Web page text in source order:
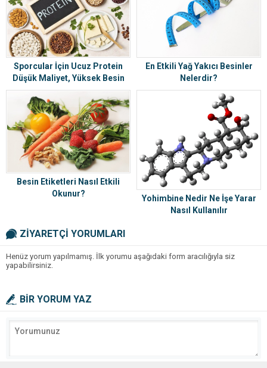
Sporcular İçin Ucuz Protein
Düşük Maliyet, Yüksek Besin
Değeri Protein Listesi
En Etkili Yağ Yakıcı Besinler
Nelerdir?
Besin Etiketleri Nasıl Etkili
Okunur?
Yohimbine Nedir Ne İşe Yarar
Nasıl Kullanılır
ZİYARETÇİ YORUMLARI
Henüz yorum yapılmamış. İlk yorumu aşağıdaki form aracılığıyla siz
yapabilirsiniz.
BİR YORUM YAZ